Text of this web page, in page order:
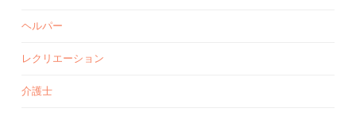
ヘルパー
レクリエーション
介護士